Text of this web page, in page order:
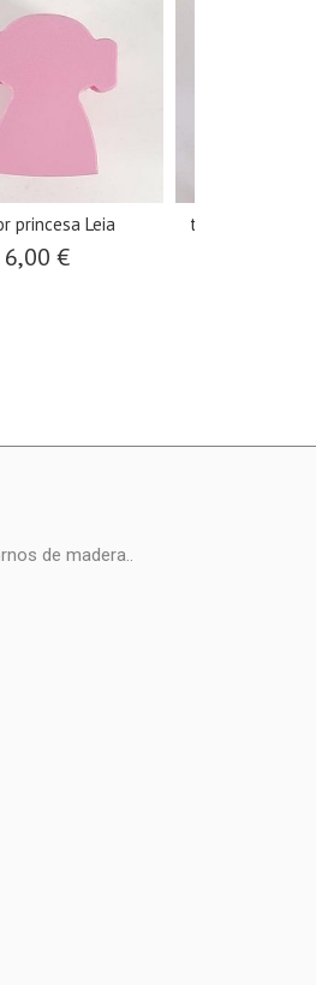
princesa Leia
6,00 €
tirador /
de madera..